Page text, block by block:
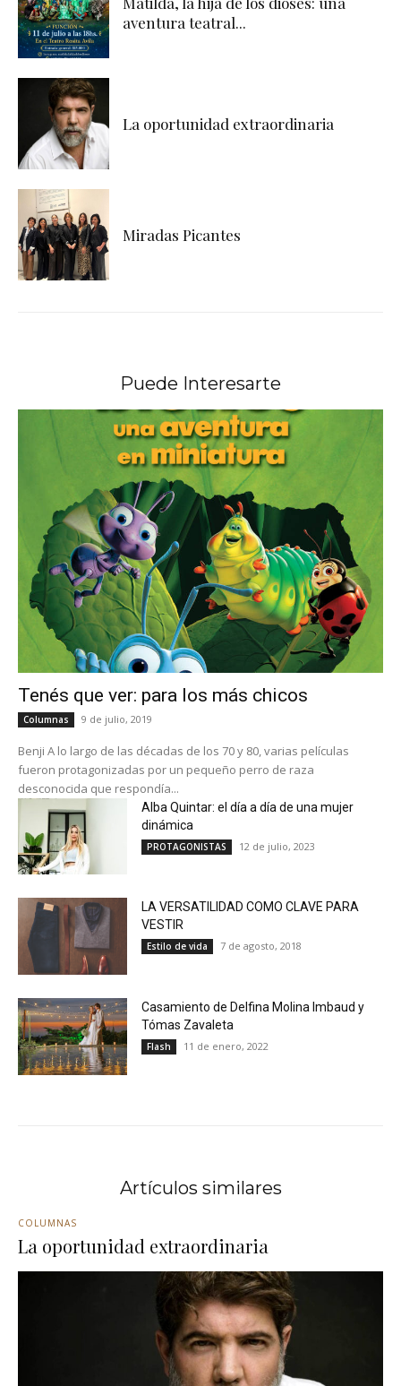
aventura teatral...
La oportunidad extraordinaria
Miradas Picantes
Puede Interesarte
Tenés que ver: para los más chicos
Columnas 9 de julio, 2019
Benji A lo largo de las décadas de los 70 y 80, varias películas
fueron protagonizadas por un pequeño perro de raza
desconocida que respondía...
Alba Quintar: el día a día de una mujer
dinámica
PROTAGONISTAS 12 de julio, 2023
LA VERSATILIDAD COMO CLAVE PARA
VESTIR
Estilo de vida 7 de agosto, 2018
Casamiento de Delfina Molina Imbaud y
Tómas Zavaleta
Flash 11 de enero, 2022
Artículos similares
COLUMNAS
La oportunidad extraordinaria